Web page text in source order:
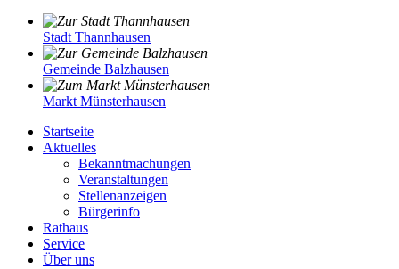
Stadt Thannhausen
Gemeinde Balzhausen
Markt Münsterhausen
Startseite
Aktuelles
Bekanntmachungen
Veranstaltungen
Stellenanzeigen
Bürgerinfo
Rathaus
Service
Über uns